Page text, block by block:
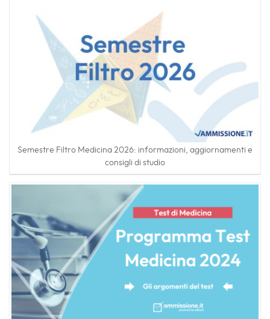
Semestre Filtro Medicina 2026: informazioni, aggiornamenti e
consigli di studio